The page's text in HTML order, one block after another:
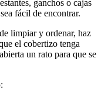
ganchos o cajas
fácil de encontrar.
limpiar y ordenar, haz
el cobertizo tenga
un rato para que se
: